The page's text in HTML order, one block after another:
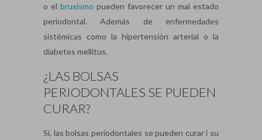
o el bruxismo pueden favorecer un mal estado
periodontal. Además de enfermedades
sistémicas como la hipertensión arterial o la
diabetes mellitus.
¿LAS BOLSAS
PERIODONTALES SE PUEDEN
CURAR?
Sí, las bolsas periodontales se pueden curar i su